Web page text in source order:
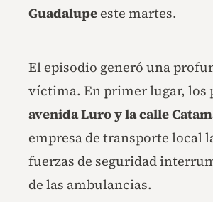
Guadalupe este martes.
El episodio generó una
víctima. En primer lugar, los
avenida Luro y la calle
empresa de transporte local
fuerzas de seguridad
de las ambulancias.